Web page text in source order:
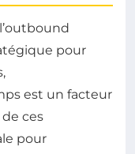
pour
est un facteur
ces
pour